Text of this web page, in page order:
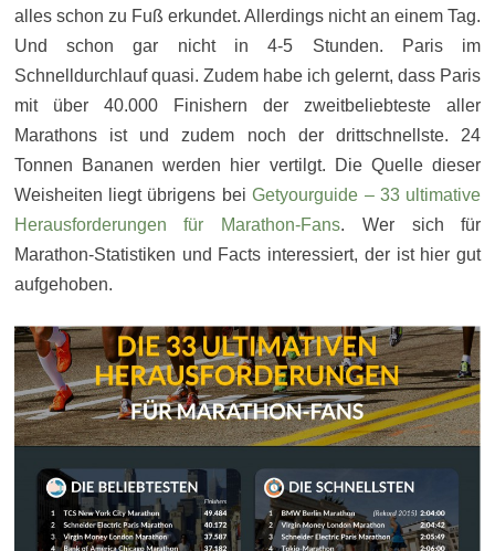
alles schon zu Fuß erkundet. Allerdings nicht an einem Tag.
Und schon gar nicht in 4-5 Stunden. Paris im
Schnelldurchlauf quasi. Zudem habe ich gelernt, dass Paris
mit über 40.000 Finishern der zweitbeliebteste aller
Marathons ist und zudem noch der drittschnellste. 24
Tonnen Bananen werden hier vertilgt. Die Quelle dieser
Weisheiten liegt übrigens beiGetyourguide – 33 ultimative
Herausforderungen für Marathon-Fans. Wer sich für
Marathon-Statistiken und Facts interessiert, der ist hier gut
aufgehoben.